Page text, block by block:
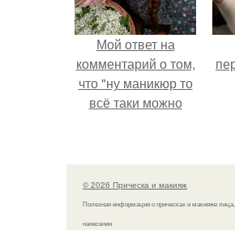
Мой ответ на
комментарий о том,
что "ну маникюр то
всё таки можно
© 2026 Прическа и макияж
Полезная информация о прическах и макияже
нанесения